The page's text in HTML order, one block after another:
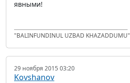
явными!
"BALINFUNDINUL UZBAD KHAZADDUMU"
29 ноября 2015 03:20
Kovshanov